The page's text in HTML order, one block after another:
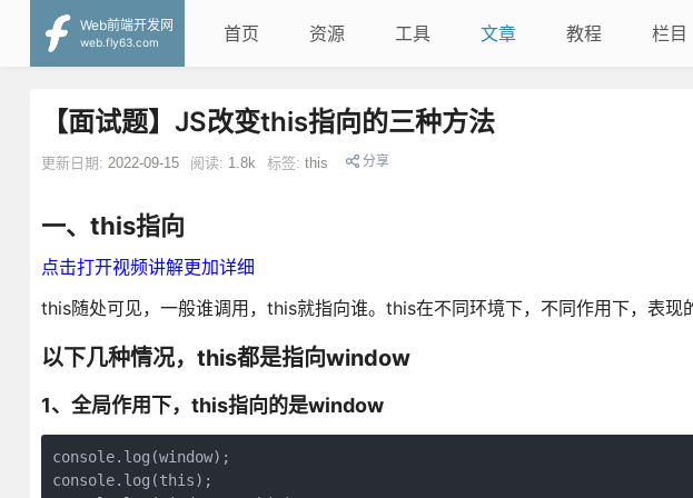
Web前端开发网
web.fly63.com
首页 资源 工具 文章 教程 栏目
【面试题】JS改变this指向的三种方法
更新日期: 2022-09-15 阅读: 1.8k 标签: this 分享
一、this指向
点击打开视频讲解更加详细
this随处可见，一般谁调用，this就指向谁。this在不同环境下，不同作用下，表现
以下几种情况，this都是指向window
1、全局作用下，this指向的是window
console.log(window);
console.log(this);